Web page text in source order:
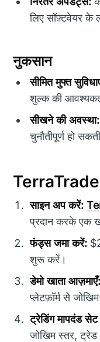
लिए सॉफ़्टवेयर के
नुकसान
सीमित मुफ्त
शुल्क की
सीखने की अवस्था:
चुनौतीपूर्ण हो
साइन अप करें:
प्रदान करके एक
फंड्स जमा करें:
शुरू करें।
डेमो खाता आज़माएँ:
प्लेटफ़ॉर्म से
ट्रेडिंग मापदंड
जोखिम स्तर,